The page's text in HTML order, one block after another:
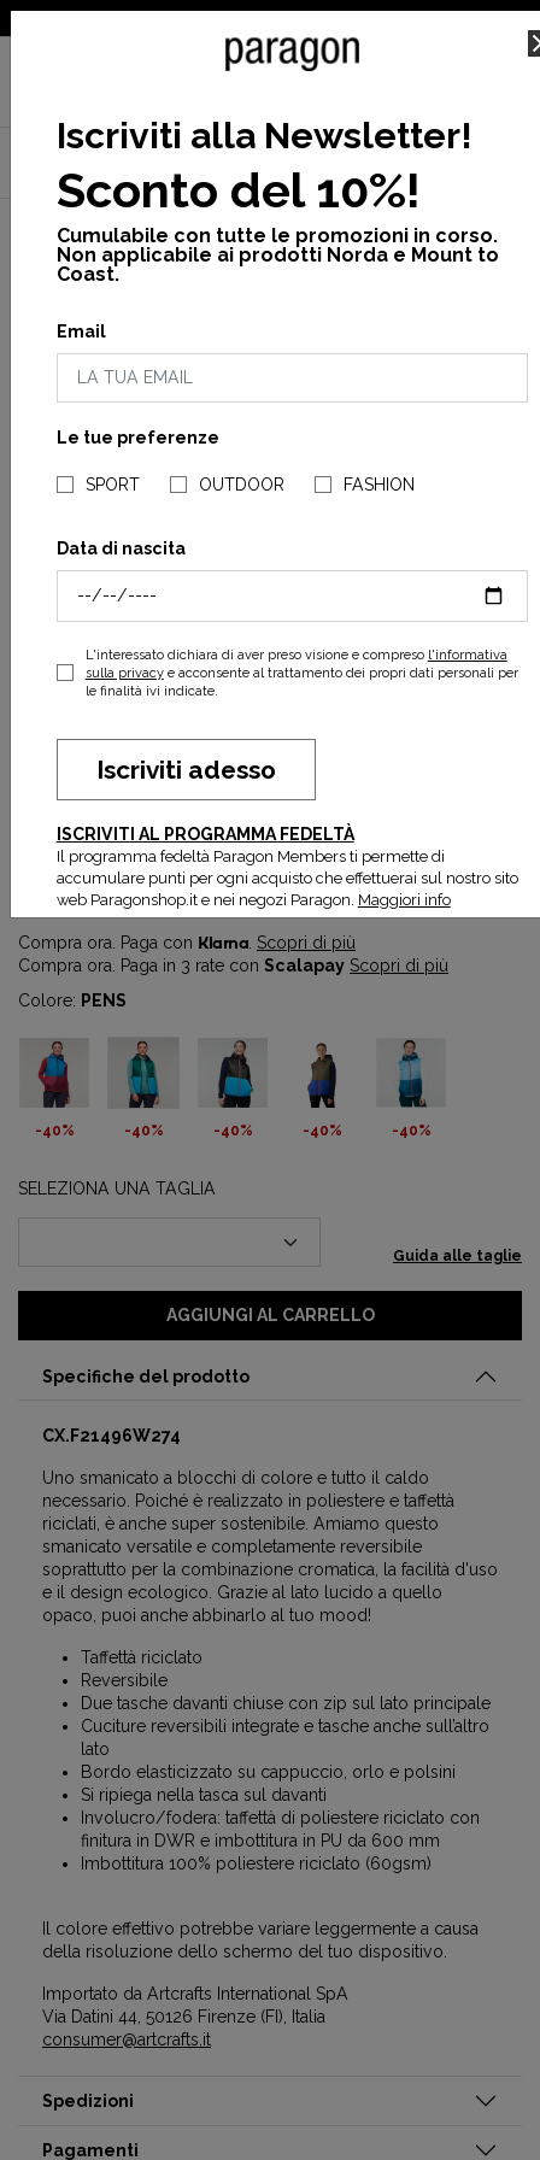
NEGOZI PARAGONSHOP
Donna Collezioni
Teca by Cotopaxi
Teca calido hooded vest w
Teca Calido Hooded Vest W
87,00 € 145,00 €
Prezzo più basso degli ultimi 30 gg:87,00 €
Compra ora. Paga con Klarna Scopri di più
Compra ora. Paga in 3 rate con Scalapay Scopri di più
Colore: PENS
-40% -40% -40% -40% -40%
SELEZIONA UNA TAGLIA
Guida alle taglie
AGGIUNGI AL CARRELLO
Specifiche del prodotto
CX.F21496W274
Uno smanicato a blocchi di colore e tutto il caldo
necessario. Poiché è realizzato in poliestere e taffettà
riciclati, è anche super sostenibile. Amiamo questo
smanicato versatile e completamente reversibile
soprattutto per la combinazione cromatica, la facilità d'uso
e il design ecologico. Grazie al lato lucido a quello
opaco, puoi anche abbinarlo al tuo mood!
Taffettà riciclato
Reversibile
Due tasche davanti chiuse con zip sul lato principale
Cuciture reversibili integrate e tasche anche sull’altro
lato
Bordo elasticizzato su cappuccio, orlo e polsini
Si ripiega nella tasca sul davanti
Involucro/fodera: taffettà di poliestere riciclato con
finitura in DWR e imbottitura in PU da 600 mm
Imbottitura 100% poliestere riciclato (60gsm)
Il colore effettivo potrebbe variare leggermente a causa
della risoluzione dello schermo del tuo dispositivo.
Importato da Artcrafts International SpA
Via Datini 44, 50126 Firenze (FI), Italia
consumer@artcrafts.it
Spedizioni
Pagamenti
Iscriviti alla Newsletter!
Sconto del 10%!
Cumulabile con tutte le promozioni in corso.
Non applicabile ai prodotti Norda e Mount to
Coast.
Email
Le tue preferenze
SPORT OUTDOOR FASHION
Data di nascita
L'interessato dichiara di aver preso visione e compreso l'informativa
sulla privacye acconsente al trattamento dei propri dati personali per
le finalità ivi indicate.
Iscriviti adesso
ISCRIVITI AL PROGRAMMA FEDELTÀ
Il programma fedeltà Paragon Members ti permette di
accumulare punti per ogni acquisto che effettuerai sul nostro sito
web Paragonshop.it e nei negozi Paragon. Maggiori info